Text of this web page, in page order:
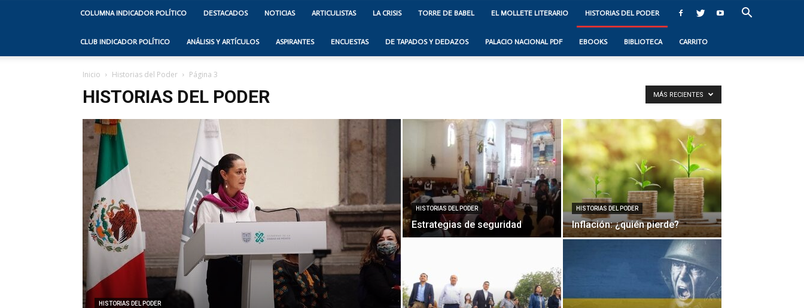
Indicador
COLUMNA INDICADOR POLÍTICO DESTACADOS NOTICIAS ARTICULISTAS LA CRISIS TORRE DE BABEL EL MOLLETE LITERARIO HISTORIAS DEL PODER
CLUB INDICADOR POLÍTICO ANÁLISIS Y ARTÍCULOS ASPIRANTES ENCUESTAS DE TAPADOS Y DEDAZOS PALACIO NACIONAL PDF EBOOKS BIBLIOTECA CARRITO
Inicio Historias del Poder Página 3
HISTORIAS DEL PODER MÁS RECIENTES
HISTORIAS DEL PODER
HISTORIAS DEL PODER
Estrategias de seguridad
HISTORIAS DEL PODER
Inflación: ¿quién pierde?